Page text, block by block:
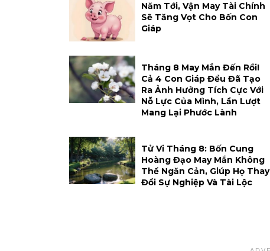
Năm Tới, Vận May Tài Chính
Sẽ Tăng Vọt Cho Bốn Con
Giáp
Tháng 8 May Mắn Đến Rồi!
Cả 4 Con Giáp Đều Đã Tạo
Ra Ảnh Hưởng Tích Cực Với
Nỗ Lực Của Mình, Lần Lượt
Mang Lại Phước Lành
Tử Vi Tháng 8: Bốn Cung
Hoàng Đạo May Mắn Không
Thể Ngăn Cản, Giúp Họ Thay
Đổi Sự Nghiệp Và Tài Lộc